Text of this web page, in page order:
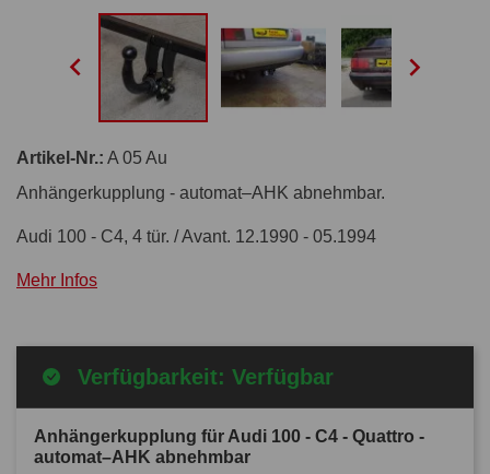
 
Artikel-Nr.: A 05 Au
Anhängerkupplung - automat–AHK abnehmbar.
Audi 100 - C4, 4 tür. / Avant. 12.1990 - 05.1994
Mehr Infos
Verfügbarkeit: Verfügbar
Anhängerkupplung für Audi 100 - C4 - Quattro -
automat–AHK abnehmbar